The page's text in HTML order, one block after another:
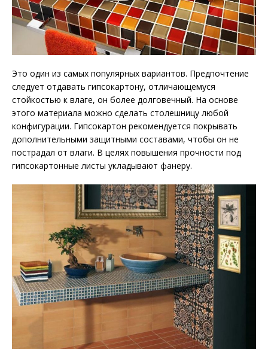
Это один из самых популярных вариантов. Предпочтение
следует отдавать гипсокартону, отличающемуся
стойкостью к влаге, он более долговечный. На основе
этого материала можно сделать столешницу любой
конфигурации. Гипсокартон рекомендуется покрывать
дополнительными защитными составами, чтобы он не
пострадал от влаги. В целях повышения прочности под
гипсокартонные листы укладывают фанеру.